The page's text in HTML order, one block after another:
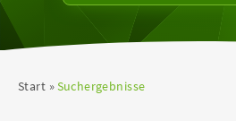
Start Suchergebnisse